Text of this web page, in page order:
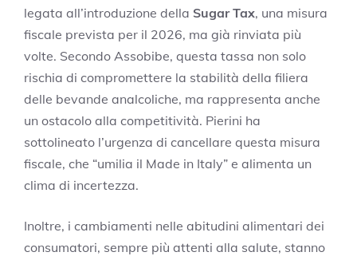
legata all’introduzione della Sugar Tax, una misura
fiscale prevista per il 2026, ma già rinviata più
volte. Secondo Assobibe, questa tassa non solo
rischia di compromettere la stabilità della filiera
delle bevande analcoliche, ma rappresenta anche
un ostacolo alla competitività. Pierini ha
sottolineato l’urgenza di cancellare questa misura
fiscale, che “umilia il Made in Italy” e alimenta un
clima di incertezza.
Inoltre, i cambiamenti nelle abitudini alimentari dei
consumatori, sempre più attenti alla salute, stanno